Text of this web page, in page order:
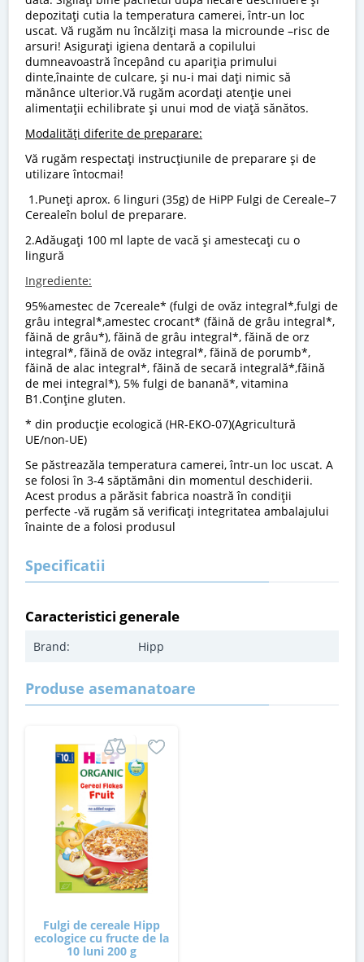
depozitaţi cutia la temperatura camerei, într-un loc
uscat. Vă rugăm nu încălziţi masa la microunde –risc de
arsuri! Asiguraţi igiena dentară a copilului
dumneavoastră începând cu apariţia primului
dinte,înainte de culcare, și nu-i mai dați nimic să
mănânce ulterior.Vă rugăm acordați atenție unei
alimentații echilibrate și unui mod de viață sănătos.
Modalităţi diferite de preparare:
Vă rugăm respectaţi instrucţiunile de preparare şi de
utilizare întocmai!
1.Puneţi aprox. 6 linguri (35g) de HiPP Fulgi de Cereale–7
Cerealeîn bolul de preparare.
2.Adăugaţi 100 ml lapte de vacă şi amestecaţi cu o
lingură
Ingrediente:
95%amestec de 7cereale* (fulgi de ovăz integral*,fulgi de
grâu integral*,amestec crocant* (făină de grâu integral*,
făină de grâu*), făină de grâu integral*, făină de orz
integral*, făină de ovăz integral*, făină de porumb*,
făină de alac integral*, făină de secară integrală*,făină
de mei integral*), 5% fulgi de banană*, vitamina
B1.Conţine gluten.
* din producţie ecologică (HR-EKO-07)(Agricultură
UE/non-UE)
Se păstreazăla temperatura camerei, într-un loc uscat. A
se folosi în 3-4 săptămâni din momentul deschiderii.
Acest produs a părăsit fabrica noastră în condiţii
perfecte -vă rugăm să verificaţi integritatea ambalajului
înainte de a folosi produsul
Specificatii
Caracteristici generale
Brand: Hipp
Produse asemanatoare
Fulgi de cereale Hipp
ecologice cu fructe de la
10 luni 200 g